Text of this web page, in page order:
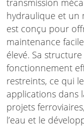
transmission
hydraulique et un
est conçu pour
maintenance
élevé. Sa
fonctionnement
restreints, ce qui
applications dans
projets
l’eau et le